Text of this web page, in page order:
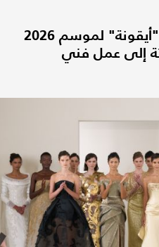
نبيل يونس يطلق مجموعة "أيقونة" لموسم 2026